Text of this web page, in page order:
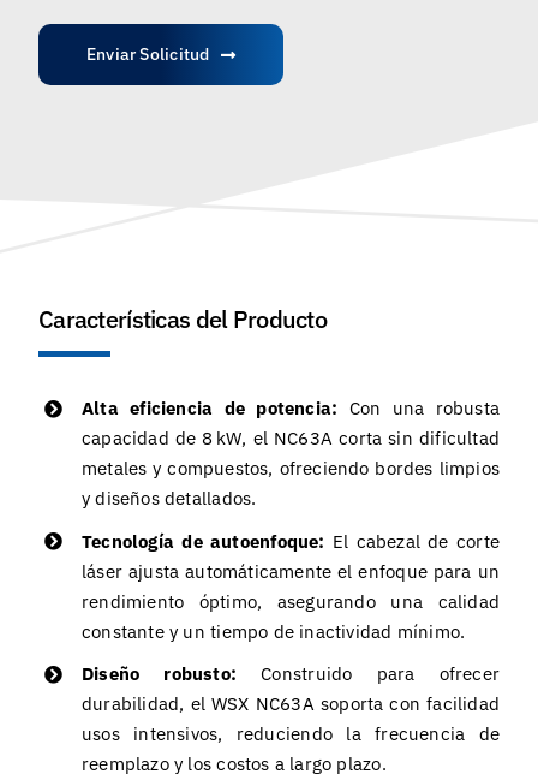
Enviar Solicitud
Características del Producto
Alta eficiencia de potencia: Con una robusta
capacidad de 8 kW, el NC63A corta sin dificultad
metales y compuestos, ofreciendo bordes limpios
y diseños detallados.
Tecnología de autoenfoque: El cabezal de corte
láser ajusta automáticamente el enfoque para un
rendimiento óptimo, asegurando una calidad
constante y un tiempo de inactividad mínimo.
Diseño robusto: Construido para ofrecer
durabilidad, el WSX NC63A soporta con facilidad
usos intensivos, reduciendo la frecuencia de
reemplazo y los costos a largo plazo.